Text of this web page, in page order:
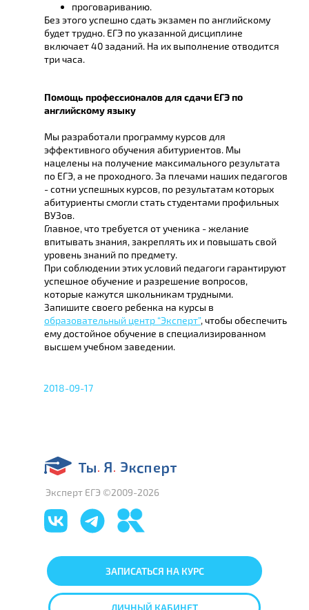
2018-09-17
проговариванию.
Без этого успешно сдать экзамен по английскому
будет трудно. ЕГЭ по указанной дисциплине
включает 40 заданий. На их выполнение отводится
три часа.
Помощь профессионалов для сдачи ЕГЭ по
английскому языку
Мы разработали программу курсов для
эффективного обучения абитуриентов. Мы
нацелены на получение максимального результата
по ЕГЭ, а не проходного. За плечами наших педагогов
- сотни успешных курсов, по результатам которых
абитуриенты смогли стать студентами профильных
ВУЗов.
Главное, что требуется от ученика - желание
впитывать знания, закреплять их и повышать свой
уровень знаний по предмету.
При соблюдении этих условий педагоги гарантируют
успешное обучение и разрешение вопросов,
которые кажутся школьникам трудными.
Запишите своего ребенка на курсы в
образовательный центр “Эксперт”, чтобы обеспечить
ему достойное обучение в специализированном
высшем учебном заведении.
Эксперт ЕГЭ ©2009-2026
ЗАПИСАТЬСЯ НА КУРС
ЛИЧНЫЙ КАБИНЕТ